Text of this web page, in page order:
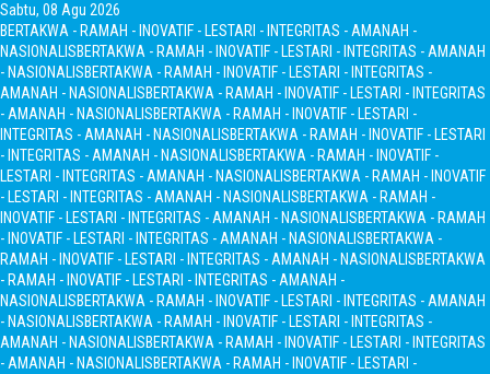
Sabtu, 08 Agu 2026
BERTAKWA - RAMAH - INOVATIF - LESTARI - INTEGRITAS - AMANAH -
NASIONALISBERTAKWA - RAMAH - INOVATIF - LESTARI - INTEGRITAS - AMANAH
- NASIONALISBERTAKWA - RAMAH - INOVATIF - LESTARI - INTEGRITAS -
AMANAH - NASIONALISBERTAKWA - RAMAH - INOVATIF - LESTARI - INTEGRITAS
- AMANAH - NASIONALISBERTAKWA - RAMAH - INOVATIF - LESTARI -
INTEGRITAS - AMANAH - NASIONALISBERTAKWA - RAMAH - INOVATIF - LESTARI
- INTEGRITAS - AMANAH - NASIONALISBERTAKWA - RAMAH - INOVATIF -
LESTARI - INTEGRITAS - AMANAH - NASIONALISBERTAKWA - RAMAH - INOVATIF
- LESTARI - INTEGRITAS - AMANAH - NASIONALISBERTAKWA - RAMAH -
INOVATIF - LESTARI - INTEGRITAS - AMANAH - NASIONALISBERTAKWA - RAMAH
- INOVATIF - LESTARI - INTEGRITAS - AMANAH - NASIONALISBERTAKWA -
RAMAH - INOVATIF - LESTARI - INTEGRITAS - AMANAH - NASIONALISBERTAKWA
- RAMAH - INOVATIF - LESTARI - INTEGRITAS - AMANAH -
NASIONALISBERTAKWA - RAMAH - INOVATIF - LESTARI - INTEGRITAS - AMANAH
- NASIONALISBERTAKWA - RAMAH - INOVATIF - LESTARI - INTEGRITAS -
AMANAH - NASIONALISBERTAKWA - RAMAH - INOVATIF - LESTARI - INTEGRITAS
- AMANAH - NASIONALISBERTAKWA - RAMAH - INOVATIF - LESTARI -